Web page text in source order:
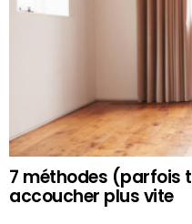
7 méthodes (parfois
accoucher plus vite